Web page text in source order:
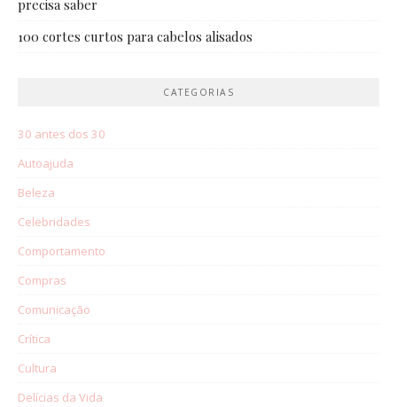
precisa saber
100 cortes curtos para cabelos alisados
CATEGORIAS
30 antes dos 30
Autoajuda
Beleza
Celebridades
Comportamento
Compras
Comunicação
Crítica
Cultura
Delícias da Vida